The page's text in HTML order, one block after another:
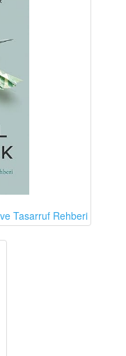
ve Tasarruf Rehberi